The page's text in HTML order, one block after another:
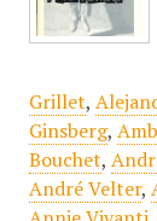
Grillet,
Ginsberg,
Bouchet,
André Velter,